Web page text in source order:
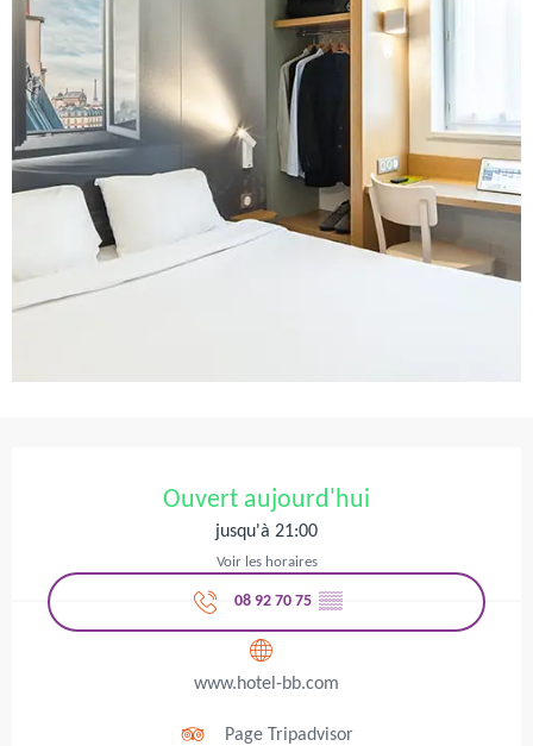
Ouvert aujourd'hui
jusqu'à 21:00
Voir les horaires
08 92 70 75 ▒▒
www.hotel-bb.com
Page Tripadvisor